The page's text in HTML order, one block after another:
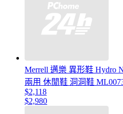
Merrell 邁樂 異形鞋 Hydro
兩用 休閒鞋 洞洞鞋
$2,118
$2,980